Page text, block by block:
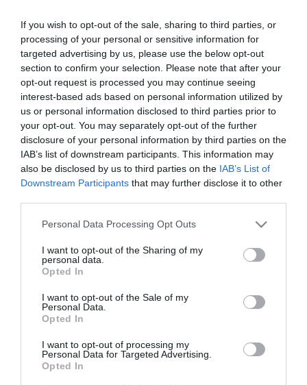
If you wish to opt-out of the sale, sharing to third parties, or
processing of your personal or sensitive information for
targeted advertising by us, please use the below opt-out
section to confirm your selection. Please note that after your
opt-out request is processed you may continue seeing
interest-based ads based on personal information utilized by
us or personal information disclosed to third parties prior to
your opt-out. You may separately opt-out of the further
disclosure of your personal information by third parties on the
IAB’s list of downstream participants. This information may
also be disclosed by us to third parties on the IAB’s List of
Downstream Participants that may further disclose it to other
Please note that this website/app uses one or more Google
not limited to your visit or usage behaviour. You may click to
grant or deny consent to Google and its third-party tags to
use your data for below specified purposes in below Google
consent section.
Personal Data Processing Opt Outs
I want to opt-out of the Sharing of my
personal data.
Opted In
I want to opt-out of the Sale of my
Personal Data.
Opted In
I want to opt-out of processing my
Personal Data for Targeted Advertising.
Opted In
becsapódások helyszínein tovább folynak a keresési-mentési és
helyreállítási munkálatok" - közölte a miniszter.
Mikola Kalasnik, Kijev megye katonai közigazgatásának vezetője
a Facebookon arról adott hírt, hogy a tömeges orosz légicsapások
nyomán a főváros környékéről, négy járásból is jelentettek károkat.
"Oroszország ismét cinikusan csapást mért békés településekre:
lakóházakra és még kórházakra is. A légiriadó a megye különböző
részein több mint 12 órán át tartott" - írta. Hozzátette, hogy
megsérült a fővárosban található megyei klinikai kórház épülete is.
Jurij Ihnat, az ukrán légierő szóvivője egy tévéműsorban elmondta,
hogy a mostani masszív orosz légitámadás különlegessége a
eszközre van szükség az orosz agresszióval szembeni
"Ez egy kombinált támadás volt, az eddigi egyik legnagyobb.
Korábban több mint 740 légi célpontnál állítottunk fel negatív
drónnal. Az ellenség egyre gyakrabban használ sugárhajtású
drónokat, azaz nagy sebességű pilóta nélküli repülő eszközöket,
amelyeket szintén bevetettek a tegnap éjjeli támadásban" - fejtette
Vadim Filaskin, Donyeck megye kormányzója közölte, hogy az